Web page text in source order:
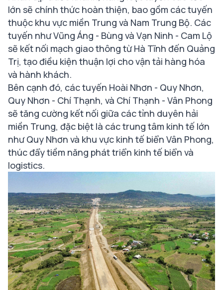
lớn sẽ chính thức hoàn thiện, bao gồm các tuyến
thuộc khu vực miền Trung và Nam Trung Bộ. Các
tuyến như Vũng Áng - Bùng và Vạn Ninh - Cam Lộ
sẽ kết nối mạch giao thông từ Hà Tĩnh đến Quảng
Trị, tạo điều kiện thuận lợi cho vận tải hàng hóa
và hành khách.
Bên cạnh đó, các tuyến Hoài Nhơn - Quy Nhơn,
Quy Nhơn - Chí Thạnh, và Chí Thạnh - Vân Phong
sẽ tăng cường kết nối giữa các tỉnh duyên hải
miền Trung, đặc biệt là các trung tâm kinh tế lớn
như Quy Nhơn và khu vực kinh tế biển Vân Phong,
thúc đẩy tiềm năng phát triển kinh tế biển và
logistics.